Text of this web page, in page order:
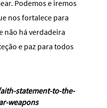
Podemos e iremos
nos fortalece para
não há verdadeira
e paz para todos
statement-to-the-
weapons